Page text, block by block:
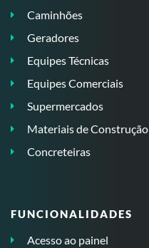
Caminhões
Geradores
Equipes Técnicas
Equipes Comerciais
Supermercados
Materiais de Construção
Concreteiras
FUNCIONALIDADES
Acesso ao painel